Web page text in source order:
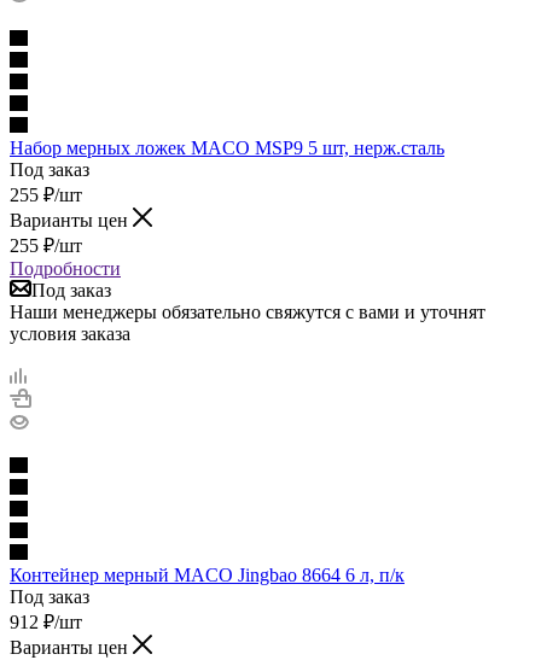
Набор мерных ложек MACO MSP9 5 шт, нерж.сталь
Под заказ
255 ₽/шт
Варианты цен
255 ₽/шт
Подробности
Под заказ
Наши менеджеры обязательно свяжутся с вами и уточнят
условия заказа
Контейнер мерный MACO Jingbao 8664 6 л, п/к
Под заказ
912 ₽/шт
Варианты цен